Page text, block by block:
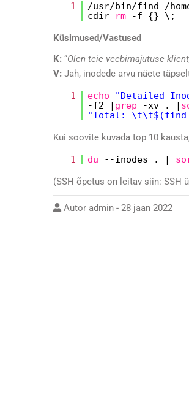
1
/usr/bin/find /
cdir
rm
-f {} \;
Küsimused/Vastused
K: “Olen teie veebimajutuse
V: Jah, inodede arvu näete
1
echo "Detailed
-f2 | grep -xv . |
"Total: \t\t$(find
Kui soovite kuvada top 10
1
du --inodes . |
(SSH õpetus on leitav siin: SSH
Autor admin - 28 jaan 2022